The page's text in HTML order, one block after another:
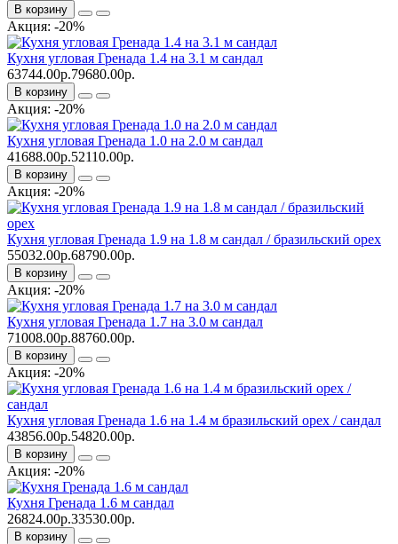
В корзину
Акция: -20%
Кухня угловая Гренада 1.4 на 3.1 м сандал
63744.00р.79680.00р.
В корзину
Акция: -20%
Кухня угловая Гренада 1.0 на 2.0 м сандал
41688.00р.52110.00р.
В корзину
Акция: -20%
Кухня угловая Гренада 1.9 на 1.8 м сандал / бразильский орех
55032.00р.68790.00р.
В корзину
Акция: -20%
Кухня угловая Гренада 1.7 на 3.0 м сандал
71008.00р.88760.00р.
В корзину
Акция: -20%
Кухня угловая Гренада 1.6 на 1.4 м бразильский орех / сандал
43856.00р.54820.00р.
В корзину
Акция: -20%
Кухня Гренада 1.6 м сандал
26824.00р.33530.00р.
В корзину